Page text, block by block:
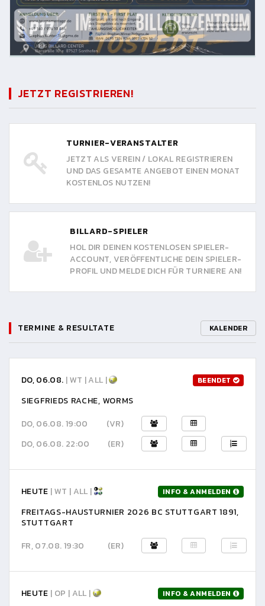
JETZT REGISTRIEREN!
TURNIER-VERANSTALTER
JETZT ALS VEREIN / LOKAL REGISTRIEREN
UND DAS GESAMTE ANGEBOT EINEN MONAT
KOSTENLOS NUTZEN!
BILLARD-SPIELER
HOL DIR DEINEN KOSTENLOSEN SPIELER-
ACCOUNT, VERÖFFENTLICHE DEIN SPIELER-
PROFIL UND MELDE DICH FÜR TURNIERE AN!
TERMINE & RESULTATE KALENDER
DO, 06.08. | WT | ALL | BEENDET
SIEGFRIEDS RACHE, WORMS
DO, 06.08. 19:00
(VR)
DO, 06.08. 22:00
(ER)
HEUTE | WT | ALL | INFO & ANMELDEN
FREITAGS-HAUSTURNIER 2026 BC STUTTGART 1891,
STUTTGART
FR, 07.08. 19:30
(ER)
HEUTE | OP | ALL | INFO & ANMELDEN